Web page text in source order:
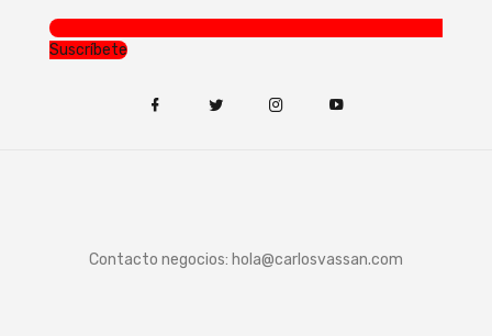
Suscríbete
Contacto negocios: hola@carlosvassan.com